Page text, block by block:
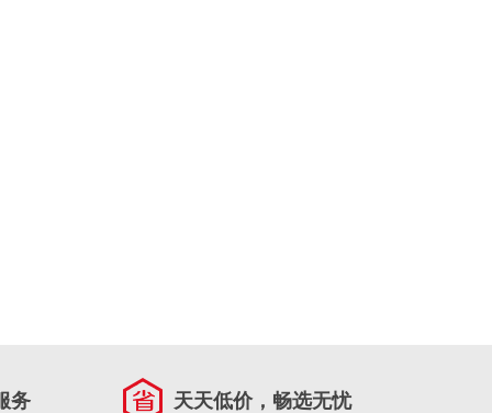
务 天天低价，畅选无忧